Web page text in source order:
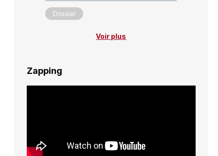
Dossier
Voir plus
Zapping